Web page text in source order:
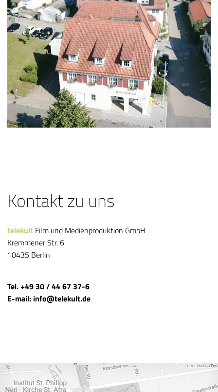
Kontakt zu uns
telekult Film und Medienproduktion GmbH
Kremmener Str. 6
10435 Berlin
Tel. +49 30 / 44 67 37-6
E-mail: info@telekult.de